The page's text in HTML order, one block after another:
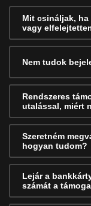
Mit csináljak, ha
vagy
Nem tudok
Rendszeres
utalással, miért
Szeretném
hogyan tudom?
Lejár a
számát a